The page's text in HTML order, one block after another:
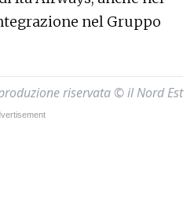
nel Gruppo
riservata © il Nord Est